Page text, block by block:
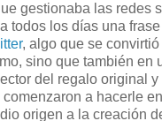
gestionaba las redes
todos los días una
, algo que se
sino que también en
del regalo original
a hacerle
origen a la creación